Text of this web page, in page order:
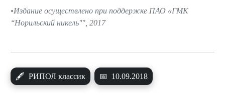
🖋 РИПОЛ классик 📅 10.09.2018
Издание осуществлено при поддержке ПАО «ГМК
‘‘Норильский никель''", 2017